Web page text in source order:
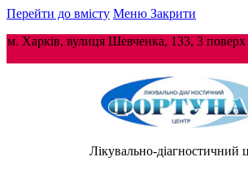
Перейти до вмісту Меню Закрити
м. Харків, вулиця Шевченка, 133,
Лікувально-діагностичний